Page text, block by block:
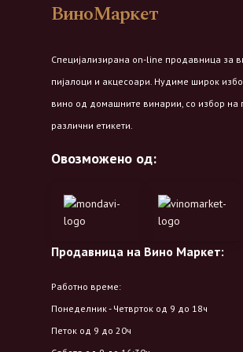
ВиноМаркет
Специјализирана on-line продавница за
пијалоци и акцесоари. Нудиме широк
вино од домашните винарии, со избор на
различни етикети.
Овозможено од:
Продавница на Вино Маркет:
Работно време:
Понеделник - Четврток од 9 до 18ч
Петок од 9 до 20ч